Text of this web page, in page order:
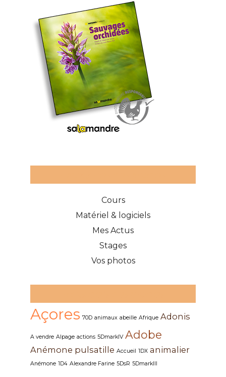
Cours
Matériel & logiciels
Mes Actus
Stages
Vos photos
Açores 70D animaux abeille Afrique Adonis
A vendre Alpage actions 5DmarkIV Adobe
Anémone pulsatille Accueil 1DX animalier
Anémone 1D4 Alexandre Farine 5DsR 5DmarkIII